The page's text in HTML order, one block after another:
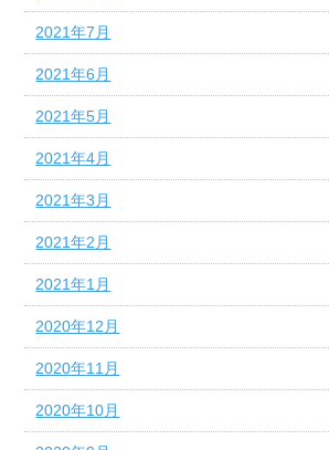
2021年7月
2021年6月
2021年5月
2021年4月
2021年3月
2021年2月
2021年1月
2020年12月
2020年11月
2020年10月